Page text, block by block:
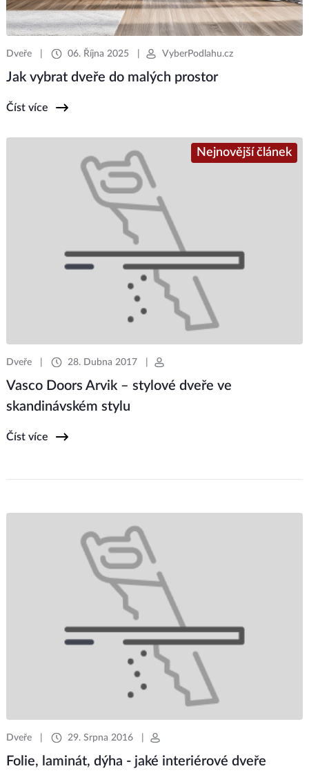
Dveře| 06. Října 2025| VyberPodlahu.cz
Jak vybrat dveře do malých prostor
Číst více
Nejnovější článek
Dveře| 28. Dubna 2017|
Vasco Doors Arvik – stylové dveře ve
skandinávském stylu
Číst více
Dveře| 29. Srpna 2016|
Folie, laminát, dýha - jaké interiérové dveře